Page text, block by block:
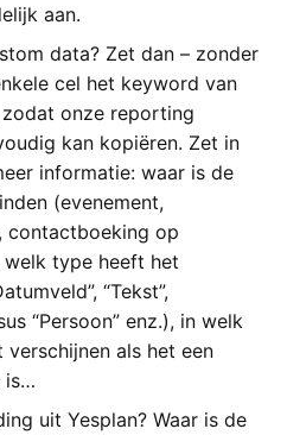
aan.
data? Zet dan – zonder
cel het keyword van
onze reporting
kan kopiëren. Zet in
informatie: waar is de
(evenement,
contactboeking op
welk type heeft het
“Tekst”,
“Persoon” enz.), in welk
als het een
is…
uit Yesplan? Waar is de